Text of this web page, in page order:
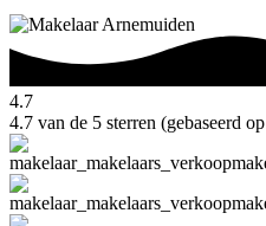
4.7
4.7 van de 5 sterren (gebaseerd op